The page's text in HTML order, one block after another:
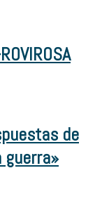
de
guerra»